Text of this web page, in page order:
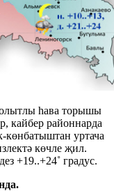
һава торышы
кайбер районнарда
көнбатыштан уртача
көчле җил.
+19..+24˚ градус.